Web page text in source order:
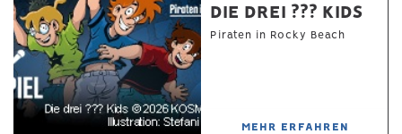
DIE DREI ??? KIDS
Piraten in Rocky Beach
MEHR ERFAHREN